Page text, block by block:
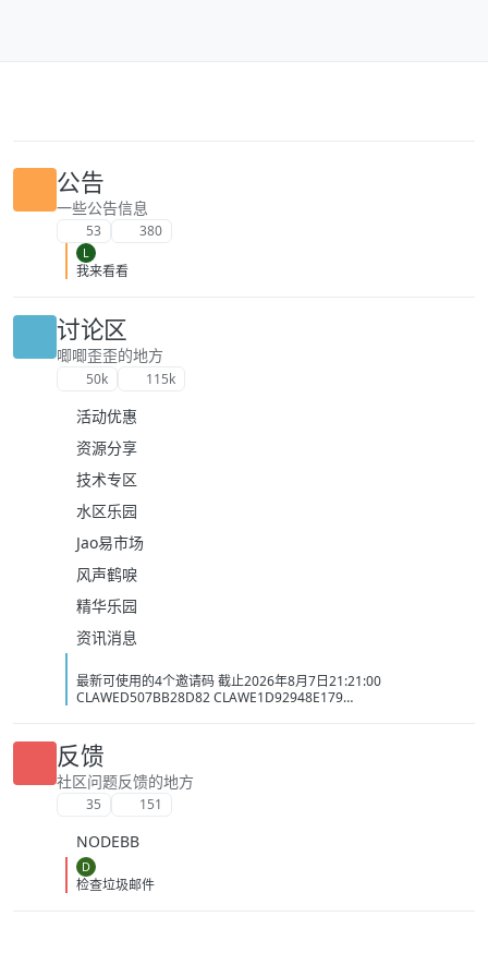
公告
一些公告信息
53 380
L
我来看看
讨论区
唧唧歪歪的地方
50k 115k
活动优惠
资源分享
技术专区
水区乐园
Jao易市场
风声鹤唳
精华乐园
资讯消息
最新可使用的4个邀请码 截止2026年8月7日21:21:00
CLAWED507BB28D82 CLAWE1D92948E179
反馈
社区问题反馈的地方
35 151
NODEBB
D
检查垃圾邮件